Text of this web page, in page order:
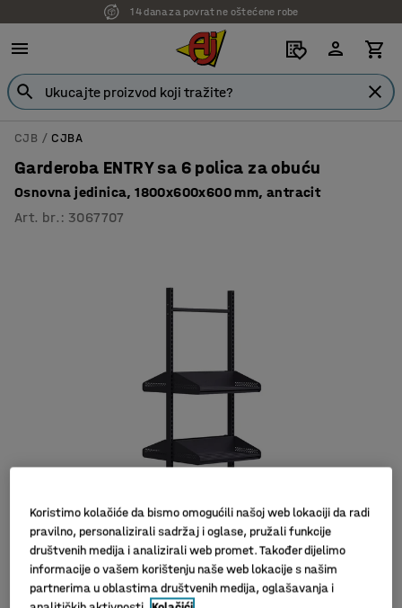
14 dana za povrat ne oštećene robe
CJB CJBA
Garderoba ENTRY sa 6 polica za obuću
Osnovna jedinica, 1800x600x600 mm, antracit
Art. br. : 3067707
Slični proizvodi
Koristimo kolačiće da bismo omogućili našoj web lokaciji da radi
pravilno, personalizirali sadržaj i oglase, pružali funkcije
društvenih medija i analizirali web promet. Također dijelimo
informacije o vašem korištenju naše web lokacije s našim
partnerima u oblastima društvenih medija, oglašavanja i